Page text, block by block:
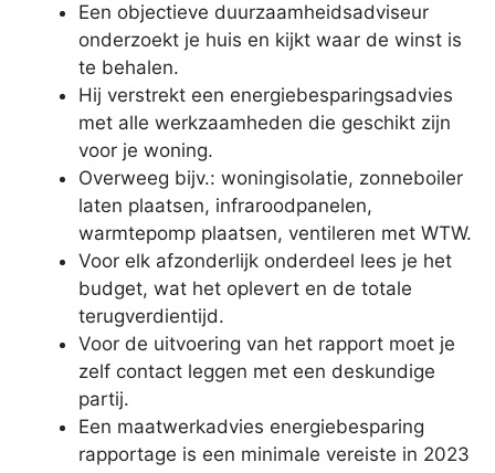
Een objectieve duurzaamheidsadviseur
onderzoekt je huis en kijkt waar de winst is
te behalen.
Hij verstrekt een energiebesparingsadvies
met alle werkzaamheden die geschikt zijn
voor je woning.
Overweeg bijv.: woningisolatie, zonneboiler
laten plaatsen, infraroodpanelen,
warmtepomp plaatsen, ventileren met WTW.
Voor elk afzonderlijk onderdeel lees je het
budget, wat het oplevert en de totale
terugverdientijd.
Voor de uitvoering van het rapport moet je
zelf contact leggen met een deskundige
partij.
Een maatwerkadvies energiebesparing
rapportage is een minimale vereiste in 2023